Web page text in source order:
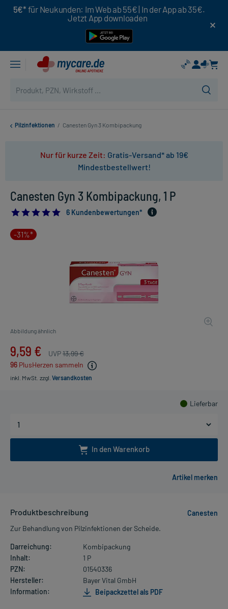
5€* für Neukunden: Im Web ab 55€ | In der App ab 35€.
Jetzt App downloaden
Pilzinfektionen / Canesten Gyn 3 Kombipackung
Nur für kurze Zeit: Gratis-Versand* ab 19€
Mindestbestellwert!
Canesten Gyn 3 Kombipackung, 1 P
5.0
6 Kundenbewertungen*
-31%*
Abbildung ähnlich
9,59 € UVP13,99 €
96 PlusHerzen sammeln
inkl. MwSt. zzgl. Versandkosten
Lieferbar
In den Warenkorb
Produktbeschreibung
Canesten
Zur Behandlung von Pilzinfektionen der Scheide.
Darreichung:
Kombipackung
Inhalt:
1 P
PZN:
01540336
Hersteller:
Bayer Vital GmbH
Information:
Beipackzettel als PDF